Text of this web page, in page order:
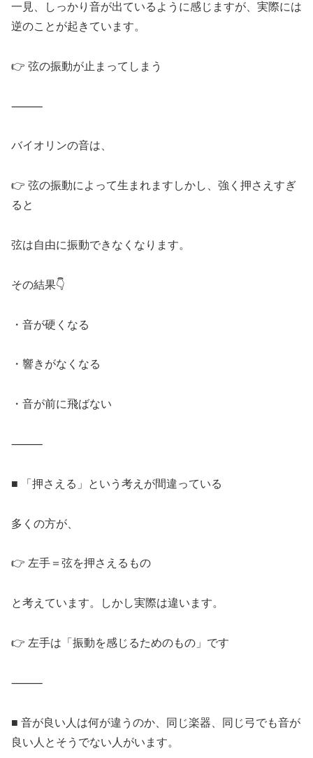
一見、しっかり音が出ているように感じますが、実際には
逆のことが起きています。
👉 弦の振動が止まってしまう
⸻
バイオリンの音は、
👉 弦の振動によって生まれますしかし、強く押さえすぎ
ると
弦は自由に振動できなくなります。
その結果👇
・音が硬くなる
・響きがなくなる
・音が前に飛ばない
⸻
■ 「押さえる」という考えが間違っている
多くの方が、
👉 左手＝弦を押さえるもの
と考えています。しかし実際は違います。
👉 左手は「振動を感じるためのもの」です
⸻
■ 音が良い人は何が違うのか、同じ楽器、同じ弓でも音が
良い人とそうでない人がいます。